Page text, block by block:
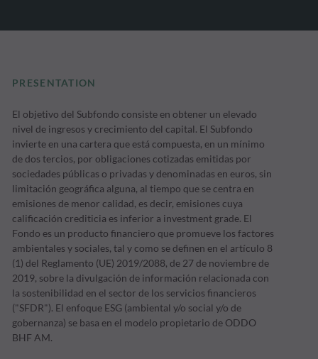
PRESENTATION
El objetivo del Subfondo consiste en obtener un elevado
nivel de ingresos y crecimiento del capital. El Subfondo
invierte en una cartera que está compuesta, en un mínimo
de dos tercios, por obligaciones cotizadas emitidas por
sociedades públicas o privadas y denominadas en euros, sin
limitación geográfica alguna, al tiempo que se centra en
emisiones de menor calidad, es decir, emisiones cuya
calificación crediticia es inferior a investment grade. El
Fondo es un producto financiero que promueve los factores
ambientales y sociales, tal y como se definen en el artículo 8
(1) del Reglamento (UE) 2019/2088, de 27 de noviembre de
2019, sobre la divulgación de información relacionada con
la sostenibilidad en el sector de los servicios financieros
("SFDR"). El enfoque ESG (ambiental y/o social y/o de
gobernanza) se basa en el modelo propietario de ODDO
BHF AM.